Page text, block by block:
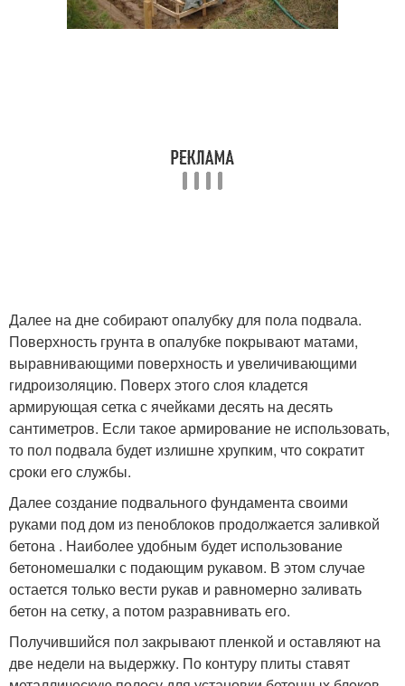
Далее на дне собирают опалубку для пола подвала.
Поверхность грунта в опалубке покрывают матами,
выравнивающими поверхность и увеличивающими
гидроизоляцию. Поверх этого слоя кладется
армирующая сетка с ячейками десять на десять
сантиметров. Если такое армирование не использовать,
то пол подвала будет излишне хрупким, что сократит
сроки его службы.
Далее создание подвального фундамента своими
руками под дом из пеноблоков продолжается заливкой
бетона . Наиболее удобным будет использование
бетономешалки с подающим рукавом. В этом случае
остается только вести рукав и равномерно заливать
бетон на сетку, а потом разравнивать его.
Получившийся пол закрывают пленкой и оставляют на
две недели на выдержку. По контуру плиты ставят